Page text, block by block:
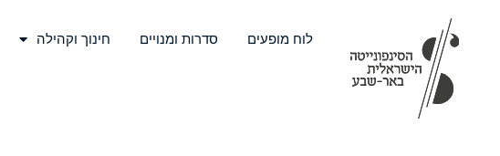
לוח מופעים סדרות ומנויים חינוך וקהילה